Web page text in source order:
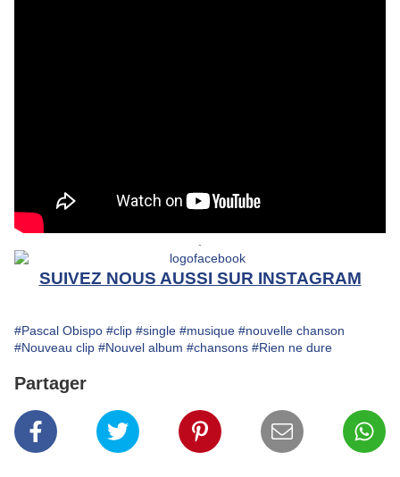
SUIVEZ NOUS AUSSI SUR INSTAGRAM
#Pascal Obispo #clip #single #musique #nouvelle chanson
#Nouveau clip #Nouvel album #chansons #Rien ne dure
Partager